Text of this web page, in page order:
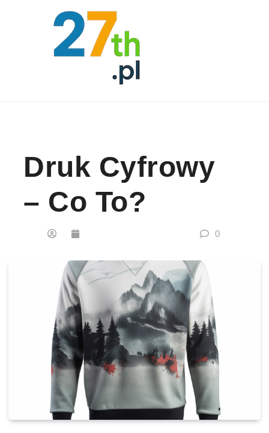
Druk Cyfrowy
– Co To?
0